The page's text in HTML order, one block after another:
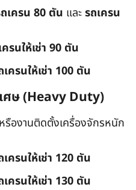
เครน 80 ตัน และรถเครน
ครนให้เช่า 90 ตัน
เครนให้เช่า 100 ตัน
ศษ (Heavy Duty)
รืองานติดตั้งเครื่องจักรหนัก
เครนให้เช่า 120 ตัน
เครนให้เช่า 130 ตัน